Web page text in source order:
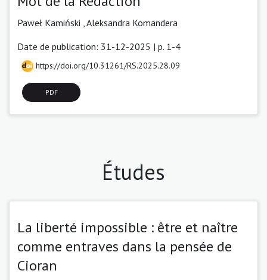
Paweł Kamiński Aleksandra Komandera
Date de publication: 31-12-2025 | p. 1-4
https://doi.org/10.31261/RS.2025.28.09
PDF
Études
La liberté impossible : être et naître
comme entraves dans la pensée de
Cioran